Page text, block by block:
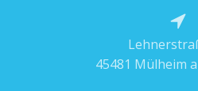
45481 Mülheim